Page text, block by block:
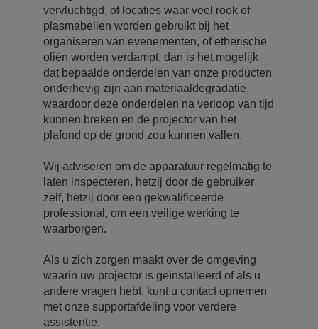
vervluchtigd, of locaties waar veel rook of
plasmabellen worden gebruikt bij het
organiseren van evenementen, of etherische
oliën worden verdampt, dan is het mogelijk
dat bepaalde onderdelen van onze producten
onderhevig zijn aan materiaaldegradatie,
waardoor deze onderdelen na verloop van tijd
kunnen breken en de projector van het
plafond op de grond zou kunnen vallen.
Wij adviseren om de apparatuur regelmatig te
laten inspecteren, hetzij door de gebruiker
zelf, hetzij door een gekwalificeerde
professional, om een veilige werking te
waarborgen.
Als u zich zorgen maakt over de omgeving
waarin uw projector is geïnstalleerd of als u
andere vragen hebt, kunt u contact opnemen
met onze supportafdeling voor verdere
assistentie.